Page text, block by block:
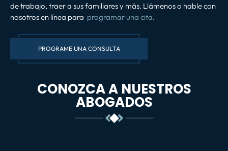
de trabajo, traer a sus familiares y más. Llámenos o hable con
nosotros en línea para programar una cita.
PROGRAME UNA CONSULTA
CONOZCA A NUESTROS
ABOGADOS